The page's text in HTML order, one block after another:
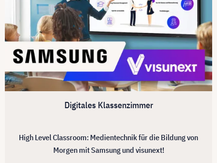
Digitales Klassenzimmer
High Level Classroom: Medientechnik für die Bildung von
Morgen mit Samsung und visunext!